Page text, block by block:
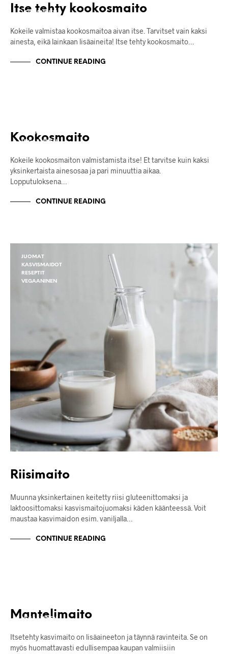
RESEPTIT
VEGAANINEN
Itse tehty kookosmaito
Kokeile valmistaa kookosmaitoa aivan itse. Tarvitset vain kaksi
ainesta, eikä lainkaan lisäaineita! Itse tehty kookosmaito…
CONTINUE READING
RESEPTIT
VEGAANINEN
Kookosmaito
Kokeile kookosmaiton valmistamista itse! Et tarvitse kuin kaksi
yksinkertaista ainesosaa ja pari minuuttia aikaa.
Lopputuloksena…
CONTINUE READING
JUOMAT
KASVISMAIDOT
RESEPTIT
VEGAANINEN
Riisimaito
Muunna yksinkertainen keitetty riisi gluteenittomaksi ja
laktoosittomaksi kasvismaitojuomaksi käden käänteessä. Voit
maustaa kasvimaidon esim. vaniljalla…
CONTINUE READING
RESEPTIT
VEGAANINEN
Mantelimaito
Itsetehty kasvimaito on lisäaineeton ja täynnä ravinteita. Se on
myös huomattavasti edullisempaa kaupan valmiisiin